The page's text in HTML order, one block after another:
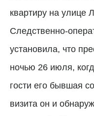
квартиру на улице
Следственно-
установила, что
ночью 26 июля,
гости его бывшая
визита он и